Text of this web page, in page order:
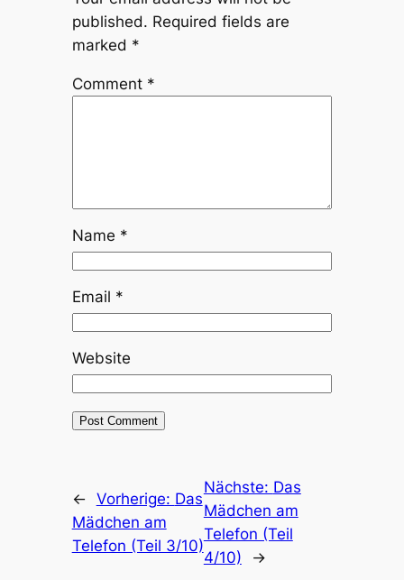
published. Required fields are
marked *
Comment *
Name *
Email *
Website
← Vorherige: Das
Mädchen am
Telefon (Teil 3/10)
Nächste: Das
Mädchen am
Telefon (Teil
4/10)
→